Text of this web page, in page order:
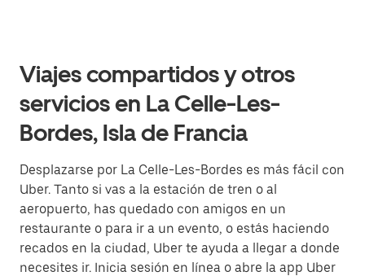
Viajes compartidos y otros
servicios en La Celle-Les-
Bordes, Isla de Francia
Desplazarse por La Celle-Les-Bordes es más fácil con
Uber. Tanto si vas a la estación de tren o al
aeropuerto, has quedado con amigos en un
restaurante o para ir a un evento, o estás haciendo
recados en la ciudad, Uber te ayuda a llegar a donde
necesites ir. Inicia sesión en línea o abre la app Uber